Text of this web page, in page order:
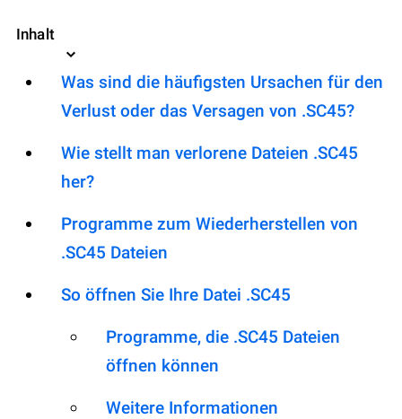
Inhalt
Was sind die häufigsten Ursachen für den
Verlust oder das Versagen von .SC45?
Wie stellt man verlorene Dateien .SC45
her?
Programme zum Wiederherstellen von
.SC45 Dateien
So öffnen Sie Ihre Datei .SC45
Programme, die .SC45 Dateien
öffnen können
Weitere Informationen